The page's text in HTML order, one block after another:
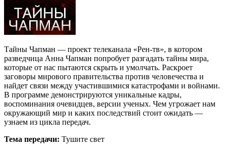
Тайны Чапман — проект телеканала «Рен-тв», в котором
разведчица Анна Чапман попробует разгадать тайны мира,
которые от нас пытаются скрыть и умолчать. Раскроет
заговоры мирового правительства против человечества и
найдет связи между участившимися катастрофами и войнами.
В программе демонстрируются уникальные кадры,
воспоминания очевидцев, версии ученых. Чем угрожает нам
окружающий мир и каких последствий стоит ожидать —
узнаем из цикла передач.
Тема передачи: Тушите свет